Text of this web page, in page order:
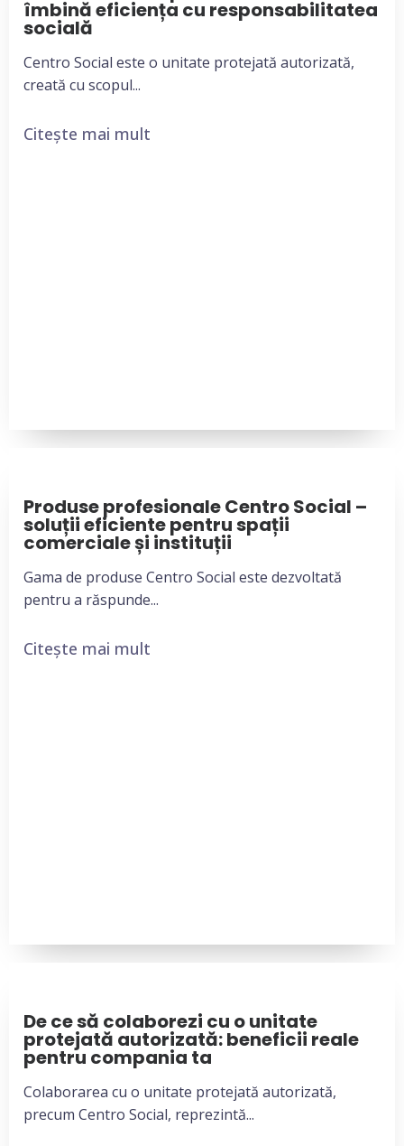
îmbină eficiența cu responsabilitatea
socială
Centro Social este o unitate protejată autorizată,
creată cu scopul...
Citește mai mult
Produse profesionale Centro Social –
soluții eficiente pentru spații
comerciale și instituții
Gama de produse Centro Social este dezvoltată
pentru a răspunde...
Citește mai mult
De ce să colaborezi cu o unitate
protejată autorizată: beneficii reale
pentru compania ta
Colaborarea cu o unitate protejată autorizată,
precum Centro Social, reprezintă...